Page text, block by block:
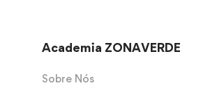
Academia ZONAVERDE
Sobre Nós